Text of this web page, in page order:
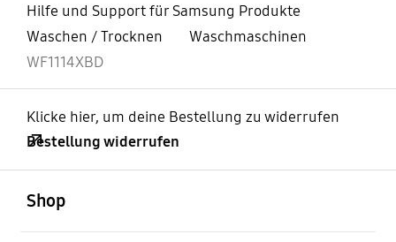
Hilfe und Support für Samsung Produkte
Waschen / Trocknen
Waschmaschinen
WF1114XBD
Klicke hier, um deine Bestellung zu widerrufen
Bestellung widerrufen
Shop